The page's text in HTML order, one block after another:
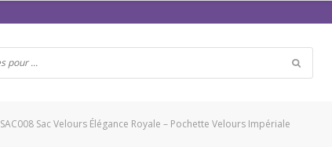
SAC008 Sac Velours Élégance Royale – Pochette Velours Impériale